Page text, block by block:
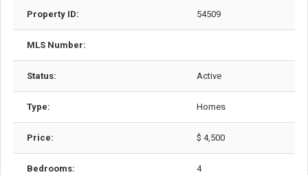
Property ID: 54509
MLS Number:
Status: Active
Type: Homes
Price: $ 4,500
Bedrooms: 4